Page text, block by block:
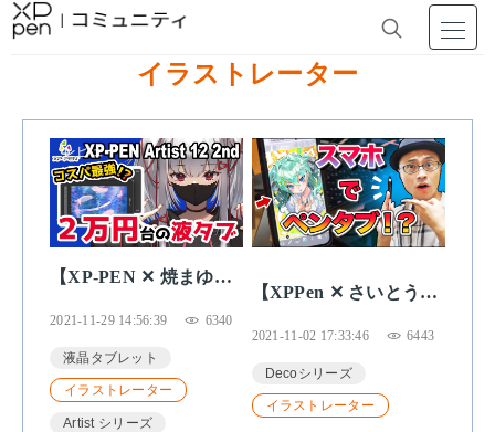
イラストレーター
レビュー
【XP-PEN ✕ 焼まゆ
めちゃくちゃ良い！
「Artist12セカンド」を
レビューします！
2021-11-29 14:56:39 6340
液晶タブレット
イラストレーター
Artist シリーズ
人気
【XPPen ✕ さいとうな
使えるペンタブレット
が、超描きやすい件
「Deco Pro」Bluetooth
2021-11-02 17:33:46 6443
Decoシリーズ
イラストレーター